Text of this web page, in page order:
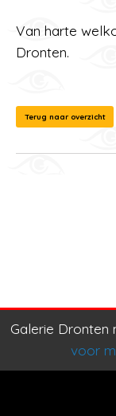
Van harte
Dronten.
Terug naar overzicht
Galerie Dronten
voor